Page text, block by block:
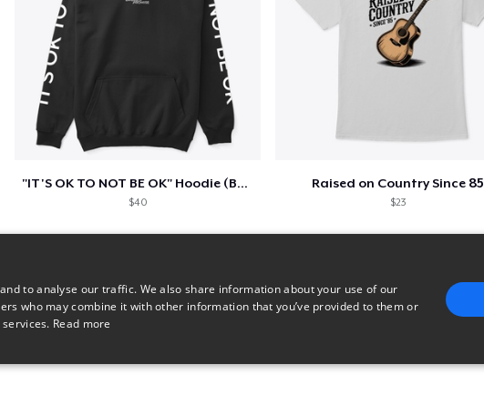
"IT'S OK TO NOT BE OK" Hoodie (BP LOGO)
$40
Raised on Country Since 85
$23
to analyse our traffic. We also share information about your use of our
who may combine it with other information that you’ve provided to them or
Read more